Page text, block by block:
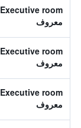
معروف
معروف
معروف